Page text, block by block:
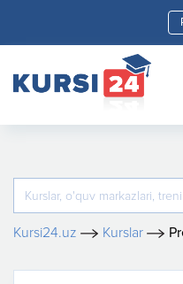
Kursi24.uz Kurslar